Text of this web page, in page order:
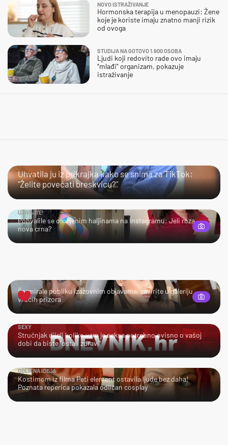
NOVO ISTRAŽIVANJE
Hormonska terapija u menopauzi: Žene
koje je koriste imaju znatno manji rizik
od ovoga
STUDIJA NA GOTOVO 1.900 OSOBA
Ljudi koji redovito rade ovo imaju
“mlađi” organizam, pokazuje
istraživanje
Uhvatila ju iz prikrajka kako se snima za TikTok:
"Želite povećati breskvicu?"
UŽIVAJTE!
Pohvalile se omiljenim haljinama na Instagramu: Jeli roza
nova crna?
UŽIVAJTE!
Šarmirale publiku izazovnim objavama, zavirite u galeriju
vrućih prizora
SEXY
Stručnjak dijeli koliko vam je seksa potrebno ovisno o vašoj
dobi da biste "ostali zdravi"
ODLIČNA IDEJA
Kostimom iz filma Peti element ostavila ljude bez daha!
Poznata reperica pokazala odličan cosplay